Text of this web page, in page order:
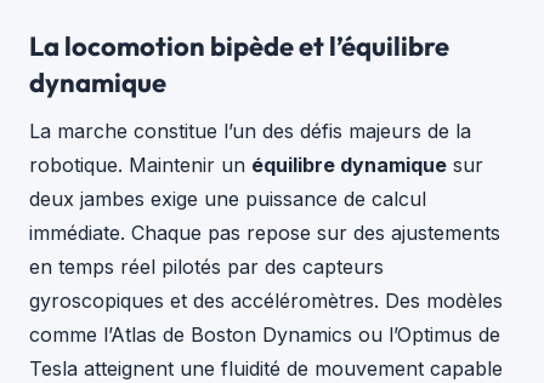
La locomotion bipède et l’équilibre
dynamique
La marche constitue l’un des défis majeurs de la
robotique. Maintenir un équilibre dynamique sur
deux jambes exige une puissance de calcul
immédiate. Chaque pas repose sur des ajustements
en temps réel pilotés par des capteurs
gyroscopiques et des accéléromètres. Des modèles
comme l’Atlas de Boston Dynamics ou l’Optimus de
Tesla atteignent une fluidité de mouvement capable